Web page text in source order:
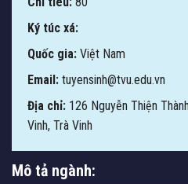
Ký túc xá:
Quốc gia: Việt Nam
Email: tuyensinh@tvu.edu.vn
Địa chỉ: 126 Nguyễn Thiện
Vinh, Trà Vinh
Mô tả ngành: